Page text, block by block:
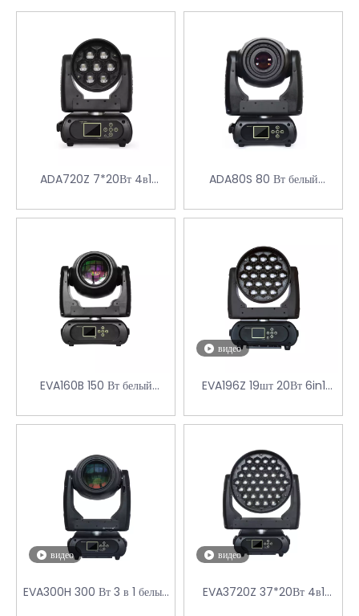
ADA720Z 7*20Вт 4в1
головка с масштабированием
ADA80S 80 Вт белый
HEAD
EVA160B 150 Вт белый
ГОЛОВКА
видео
EVA196Z 19шт 20Вт 6in1
видео
EVA300H 300 Вт 3 в 1 белый
видео
EVA3720Z 37*20Вт 4в1